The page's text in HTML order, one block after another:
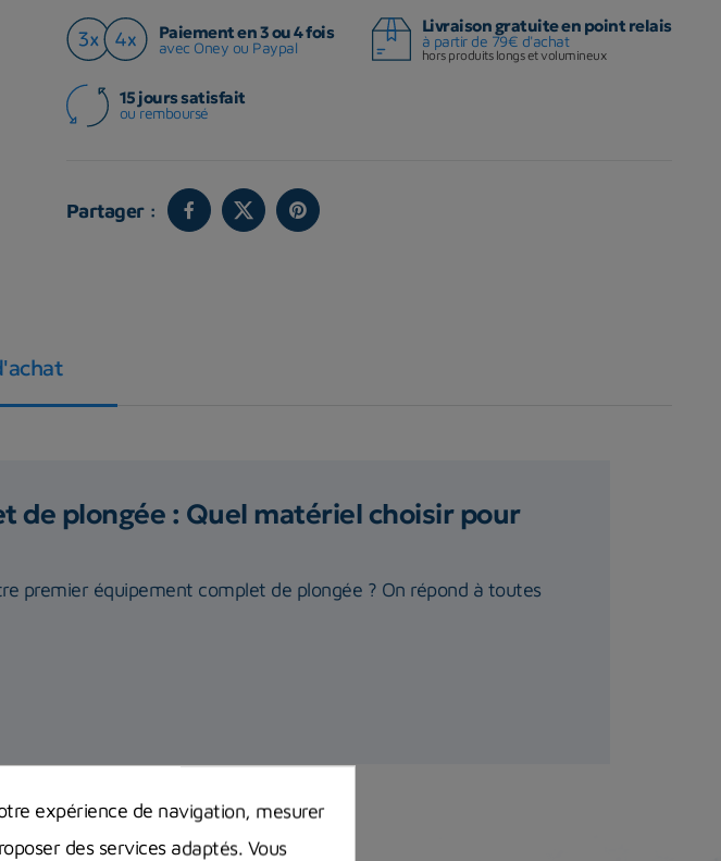
Paiement en 3 ou 4 fois
avec Oney ou Paypal
Livraison gratuite en point relais
à partir de 79€ d'achat
hors produits longs et volumineux
15 jours satisfait
ou remboursé
Partager :
de plongée : Quel matériel choisir pour
premier équipement complet de plongée ? On répond à toutes
expérience de navigation, mesurer
des services adaptés. Vous